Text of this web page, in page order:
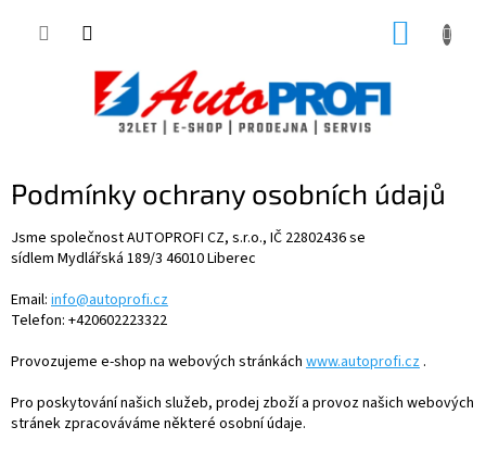
Podmínky ochrany osobních údajů
Jsme společnost AUTOPROFI CZ, s.r.o., IČ 22802436 se
sídlem Mydlářská 189/3 46010 Liberec
Email: info@autoprofi.cz
Telefon: +420602223322
Provozujeme e-shop na webových stránkách www.autoprofi.cz .
Pro poskytování našich služeb, prodej zboží a provoz našich webových
stránek zpracováváme některé osobní údaje.